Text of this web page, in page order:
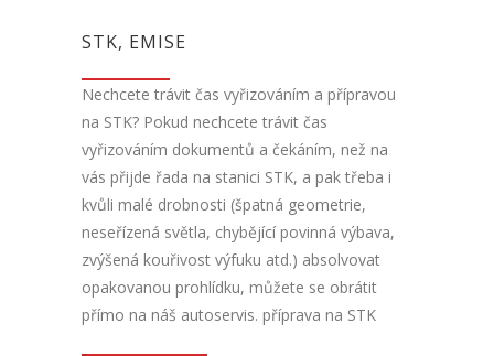
STK, EMISE
Nechcete trávit čas vyřizováním a přípravou
na STK? Pokud nechcete trávit čas
vyřizováním dokumentů a čekáním, než na
vás přijde řada na stanici STK, a pak třeba i
kvůli malé drobnosti (špatná geometrie,
neseřízená světla, chybějící povinná výbava,
zvýšená kouřivost výfuku atd.) absolvovat
opakovanou prohlídku, můžete se obrátit
přímo na náš autoservis. příprava na STK